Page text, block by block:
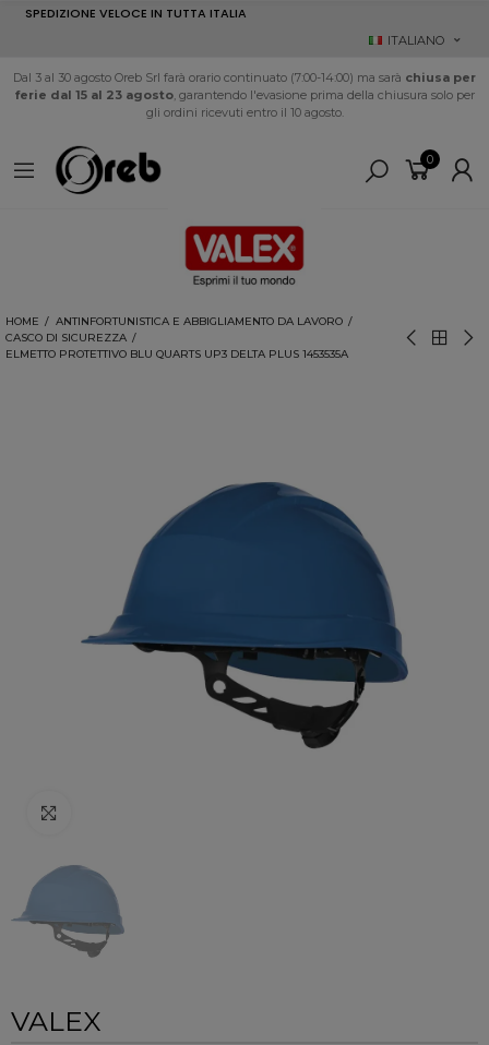
SPEDIZIONE VELOCE IN TUTTA ITALIA
ITALIANO
Dal 3 al 30 agosto Oreb Srl farà orario continuato (7:00-14:00) ma sarà chiusa per
ferie dal 15 al 23 agosto, garantendo l'evasione prima della chiusura solo per
gli ordini ricevuti entro il 10 agosto.
0
HOME
ANTINFORTUNISTICA E ABBIGLIAMENTO DA LAVORO
CASCO DI SICUREZZA
ELMETTO PROTETTIVO BLU QUARTS UP3 DELTA PLUS 1453535A
VALEX